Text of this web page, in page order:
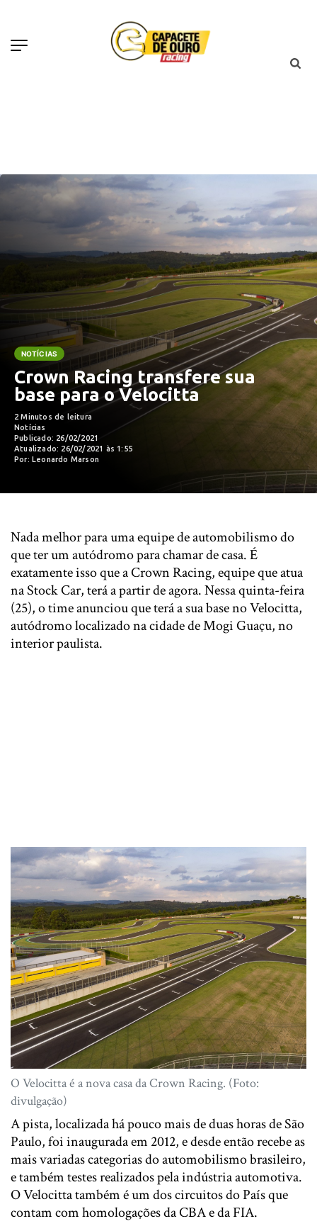
NOTÍCIAS
Crown Racing transfere sua
base para o Velocitta
2 Minutos de leitura
Notícias
Publicado: 26/02/2021
Atualizado: 26/02/2021 às 1:55
Por: Leonardo Marson
Nada melhor para uma equipe de automobilismo do
que ter um autódromo para chamar de casa. É
exatamente isso que a Crown Racing, equipe que atua
na Stock Car, terá a partir de agora. Nessa quinta-feira
(25), o time anunciou que terá a sua base no Velocitta,
autódromo localizado na cidade de Mogi Guaçu, no
interior paulista.
O Velocitta é a nova casa da Crown Racing. (Foto:
divulgação)
A pista, localizada há pouco mais de duas horas de São
Paulo, foi inaugurada em 2012, e desde então recebe as
mais variadas categorias do automobilismo brasileiro,
e também testes realizados pela indústria automotiva.
O Velocitta também é um dos circuitos do País que
contam com homologações da CBA e da FIA.